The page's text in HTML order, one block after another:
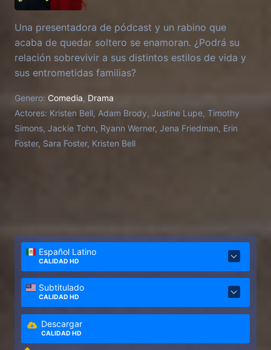
Una presentadora de pódcast y un rabino que
acaba de quedar soltero se enamoran. ¿Podrá su
relación sobrevivir a sus distintos estilos de vida y
sus entrometidas familias?
Genero: Comedia, Drama
Actores: Kristen Bell, Adam Brody, Justine Lupe, Timothy
Simons, Jackie Tohn, Ryann Werner, Jena Friedman, Erin
Foster, Sara Foster, Kristen Bell
Español Latino
CALIDAD HD
Subtitulado
CALIDAD HD
Descargar
CALIDAD HD